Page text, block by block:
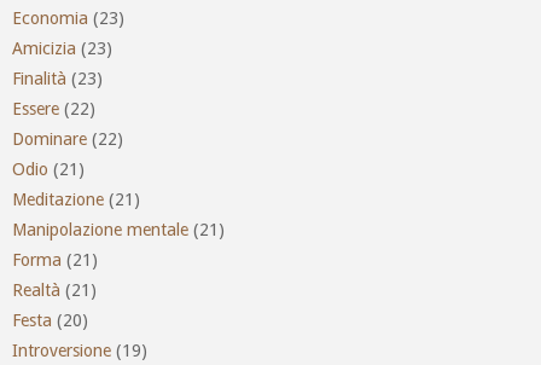
Economia (23)
Amicizia (23)
Finalità (23)
Essere (22)
Dominare (22)
Odio (21)
Meditazione (21)
Manipolazione mentale (21)
Forma (21)
Realtà (21)
Festa (20)
Introversione (19)